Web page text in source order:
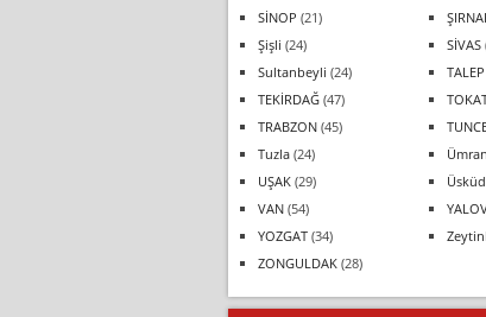
SİNOP (21)
Şişli (24) SİVAS
Sultanbeyli (24) TALEP
TEKİRDAĞ (47)
TRABZON (45)
Tuzla (24)
UŞAK (29)
VAN (54)
YOZGAT (34)
ZONGULDAK (28)